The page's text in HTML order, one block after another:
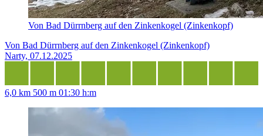
Von Bad Dürrnberg auf den Zinkenkogel (Zinkenkopf)
Von Bad Dürrnberg auf den Zinkenkogel (Zinkenkopf)
Narty, 07.12.2025
6,0 km 500 m 01:30 h:m